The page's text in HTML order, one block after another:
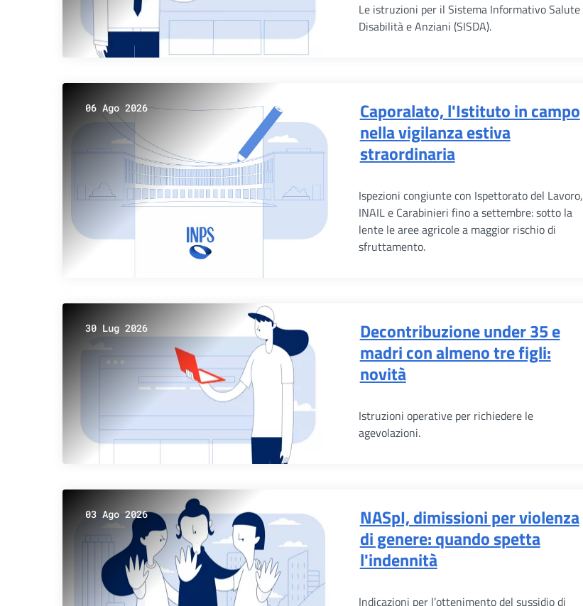
Le istruzioni per il Sistema Informativo Salute
Disabilità e Anziani (SISDA).
06 Ago 2026
Caporalato, l'Istituto in campo
nella vigilanza estiva
straordinaria
Ispezioni congiunte con Ispettorato del Lavoro,
INAIL e Carabinieri fino a settembre: sotto la
lente le aree agricole a maggior rischio di
sfruttamento.
30 Lug 2026
Decontribuzione under 35 e
madri con almeno tre figli:
novità
Istruzioni operative per richiedere le
agevolazioni.
03 Ago 2026
NASpI, dimissioni per violenza
di genere: quando spetta
l'indennità
Indicazioni per l’ottenimento del sussidio di